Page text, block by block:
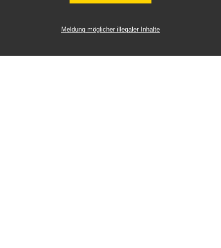
Meldung möglicher illegaler Inhalte